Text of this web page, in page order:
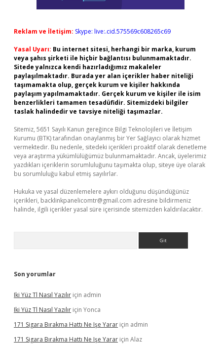
Reklam ve İletişim: Skype: live:.cid.575569c608265c69
Yasal Uyarı: Bu internet sitesi, herhangi bir marka, kurum
veya şahıs şirketi ile hiçbir bağlantısı bulunmamaktadır.
Sitede yalnızca kendi hazırladığımız makaleler
paylaşılmaktadır. Burada yer alan içerikler haber niteliği
taşımamakta olup, gerçek kurum ve kişiler hakkında
paylaşım yapılmamaktadır. Gerçek kurum ve kişiler ile isim
benzerlikleri tamamen tesadüfidir. Sitemizdeki bilgiler
taslak halindedir ve tavsiye niteliği taşımazlar.
Sitemiz, 5651 Sayılı Kanun gereğince Bilgi Teknolojileri ve İletişim
Kurumu (BTK) tarafından onaylanmış bir Yer Sağlayıcı olarak hizmet
vermektedir. Bu nedenle, sitedeki içerikleri proaktif olarak denetleme
veya araştırma yükümlülüğümüz bulunmamaktadır. Ancak, üyelerimiz
yazdıkları içeriklerin sorumluluğunu taşımakta olup, siteye üye olarak
bu sorumluluğu kabul etmiş sayılırlar.
Hukuka ve yasal düzenlemelere aykırı olduğunu düşündüğünüz
içerikleri, backlinkpanelicomtr@gmail.com adresine bildirmeniz
halinde, ilgili içerikler yasal süre içerisinde sitemizden kaldırılacaktır.
Son yorumlar
Iki Yüz Tl Nasıl Yazılır için admin
Iki Yüz Tl Nasıl Yazılır için Yonca
171 Sigara Bırakma Hattı Ne Işe Yarar için admin
171 Sigara Bırakma Hattı Ne Işe Yarar için Alaz